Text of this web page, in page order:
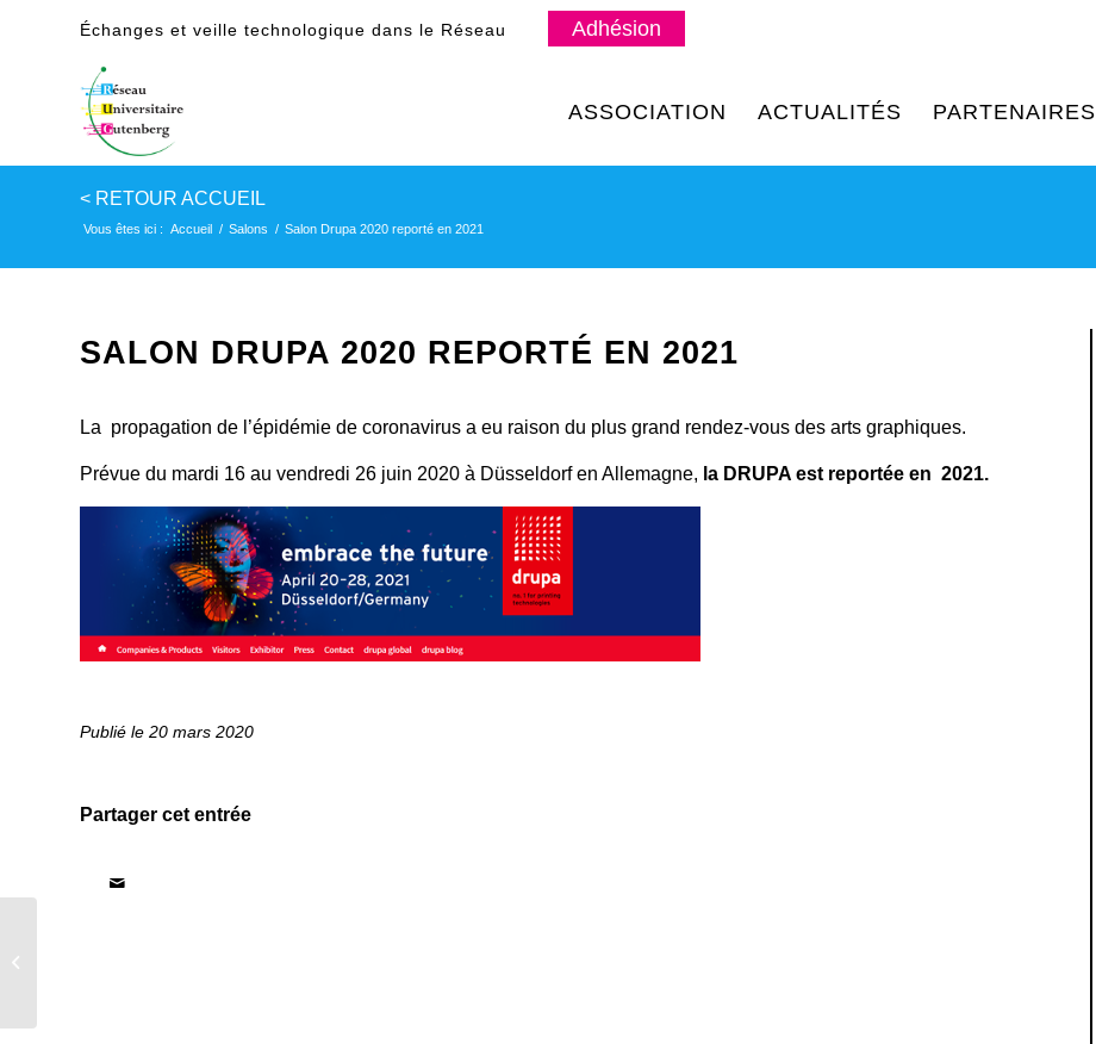
Échanges et veille technologique dans le Réseau Adhésion
ASSOCIATION ACTUALITÉS PARTENAIRES
Vous êtes ici : Accueil / Salons / Salon Drupa 2020 reporté en 2021
SALON DRUPA 2020 REPORTÉ EN 2021
La propagation de l’épidémie de coronavirus a eu raison du plus grand rendez-vous des arts graphiques.
Prévue du mardi 16 au vendredi 26 juin 2020 à Düsseldorf en Allemagne, la DRUPA est reportée en 2021.
20 mars 2020
Partager cet entrée